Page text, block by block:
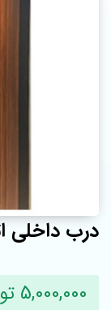
درب داخلی
5,000,000 تومان